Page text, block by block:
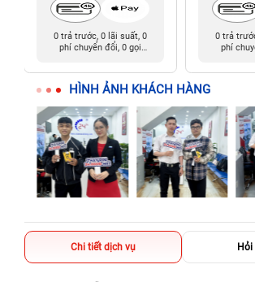
0 trả trước, 0 lãi suất, 0
phí chuyển đổi, 0 gọi
0 trả
phí
HÌNH ẢNH KHÁCH HÀNG
Chi tiết dịch vụ Hỏi